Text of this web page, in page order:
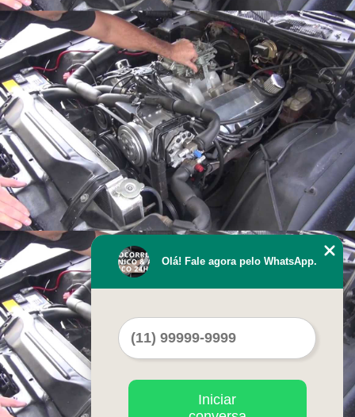
Olá! Fale agora pelo WhatsApp.
Iniciar